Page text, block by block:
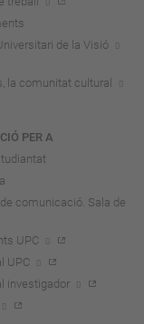
de la Visió
la comunitat cultural
PER A
comunicació. Sala de
UPC
UPC
investigador